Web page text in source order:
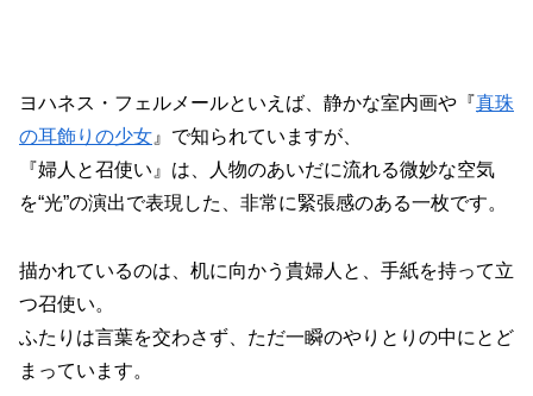
ヨハネス・フェルメールといえば、静かな室内画や『真珠
の耳飾りの少女 』で知られていますが、
『婦人と召使い』は、人物のあいだに流れる微妙な空気
を“光”の演出で表現した、非常に緊張感のある一枚です。
描かれているのは、机に向かう貴婦人と、手紙を持って立
つ召使い。
ふたりは言葉を交わさず、ただ一瞬のやりとりの中にとど
まっています。